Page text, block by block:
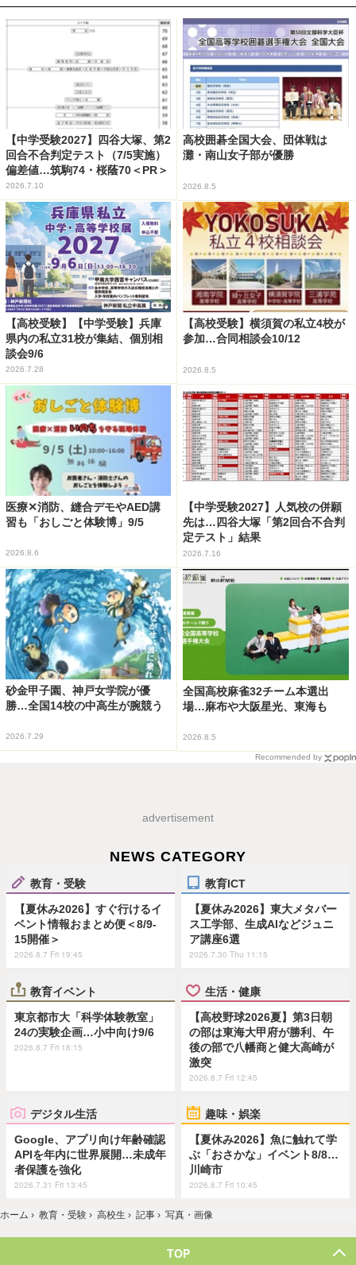
【中学受験2027】四谷大塚、第2
回合不合判定テスト（7/5実施）
偏差値…筑駒74・桜蔭70＜PR＞
2026.7.10
高校囲碁全国大会、団体戦は
灘・南山女子部が優勝
2026.8.5
【高校受験】【中学受験】兵庫
県内の私立31校が集結、個別相
談会9/6
2026.7.28
【高校受験】横須賀の私立4校が
参加…合同相談会10/12
2026.8.5
医療✕消防、縫合デモやAED講
習も「おしごと体験博」9/5
2026.8.6
【中学受験2027】人気校の併願
先は…四谷大塚「第2回合不合判
定テスト」結果
2026.7.16
砂金甲子園、神戸女学院が優
勝…全国14校の中高生が腕競う
2026.7.29
全国高校麻雀32チーム本選出
場…麻布や大阪星光、東海も
2026.8.5
Recommended by
advertisement
NEWS CATEGORY
教育・受験
【夏休み2026】すぐ行けるイ
ベント情報おまとめ便＜8/9-
15開催＞
2026.8.7 Fri 19:45
教育ICT
【夏休み2026】東大メタバー
ス工学部、生成AIなどジュニ
ア講座6選
2026.7.30 Thu 11:15
教育イベント
東京都市大「科学体験教室」
24の実験企画…小中向け9/6
2026.8.7 Fri 18:15
生活・健康
【高校野球2026夏】第3日朝
の部は東海大甲府が勝利、午
後の部で八幡商と健大高崎が
激突
2026.8.7 Fri 12:45
デジタル生活
Google、アプリ向け年齢確認
APIを年内に世界展開…未成年
者保護を強化
2026.7.31 Fri 13:45
趣味・娯楽
【夏休み2026】魚に触れて学
ぶ「おさかな」イベント8/8…
川崎市
2026.8.7 Fri 10:45
ホーム › 教育・受験 › 高校生 › 記事 › 写真・画像
TOP